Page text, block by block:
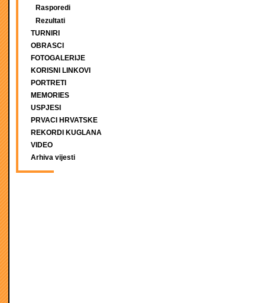
Rasporedi
Rezultati
TURNIRI
OBRASCI
FOTOGALERIJE
KORISNI LINKOVI
PORTRETI
MEMORIES
USPJESI
PRVACI HRVATSKE
REKORDI KUGLANA
VIDEO
Arhiva vijesti